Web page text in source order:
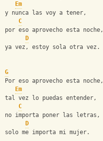
Em
y nunca las voy a tener,
C
por eso aprovecho esta noche,
D
ya vez, estoy sola otra vez.
G
Por eso aprovecho esta noche,
Em
tal vez lo puedas entender,
C
no importa poner las letras,
D
solo me importa mi mujer.